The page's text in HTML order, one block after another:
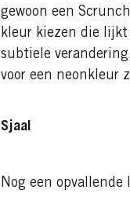
gewoon een
kleur kiezen die lijkt
subtiele
voor een neonkleur
Sjaal
Nog een opvallende